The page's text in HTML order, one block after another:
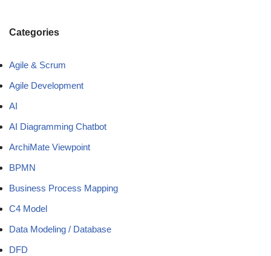
Categories
Agile & Scrum
Agile Development
AI
AI Diagramming Chatbot
ArchiMate Viewpoint
BPMN
Business Process Mapping
C4 Model
Data Modeling / Database
DFD